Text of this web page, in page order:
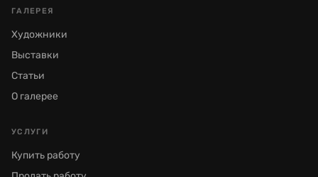
ГАЛЕРЕЯ
Художники
Выставки
Статьи
О галерее
УСЛУГИ
Купить работу